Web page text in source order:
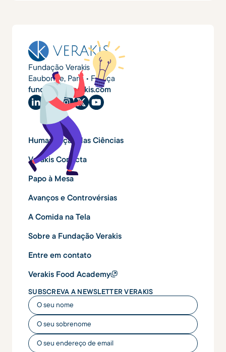
Fundação Verakis
Eaubonne, Paris • França
fundacao@verakis.com
Humanização das Ciências
Verakis Conecta
Papo à Mesa
Avanços e Controvérsias
A Comida na Tela
Sobre a Fundação Verakis
Entre em contato
Verakis Food Academy
SUBSCREVA A NEWSLETTER VERAKIS
O seu nome
O seu nome
O seu endereço de email